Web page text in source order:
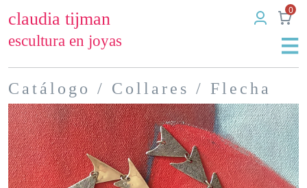
claudia tijman
escultura en joyas
0
Catálogo / Collares / Flecha